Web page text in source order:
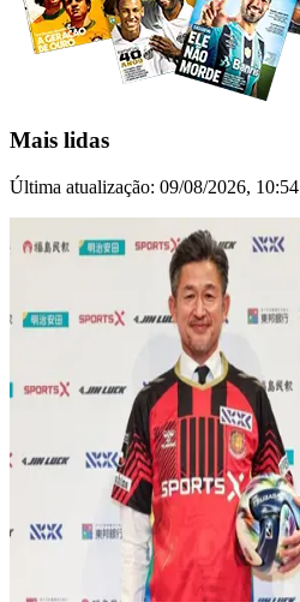
Mais lidas
Última atualização: 09/08/2026, 10:54